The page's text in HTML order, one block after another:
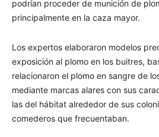
podrían proceder de munición de
principalmente en la caza mayor.
Los expertos elaboraron modelos
exposición al plomo en los buitres,
relacionaron el plomo en sangre de
mediante marcas alares con sus
las del hábitat alrededor de sus
comederos que frecuentaban.